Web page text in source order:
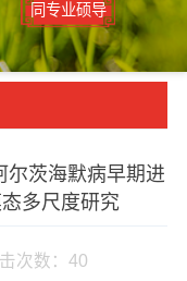
同专业硕导
尔茨海默病早期进
多尺度研究
次数： 40